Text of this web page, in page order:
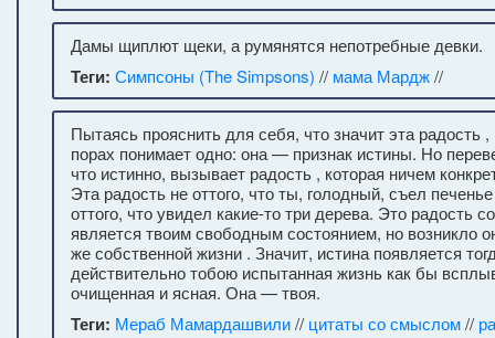
Дамы щиплют щеки, а румянятся непотребные девки.
Теги: Симпсоны (The Simpsons) // мама Мардж//
Пытаясь прояснить для себя, что значит эта радость
порах понимает одно: она — признак истины. Но
что истинно, вызывает радость , которая ничем
Эта радость не оттого, что ты, голодный, съел
оттого, что увидел какие-то три дерева. Это радость
является твоим свободным состоянием, но возникло
же собственной жизни . Значит, истина появляется
действительно тобою испытанная жизнь как бы
очищенная и ясная. Она — твоя.
Теги: Мераб Мамардашвили// цитаты со смыслом//